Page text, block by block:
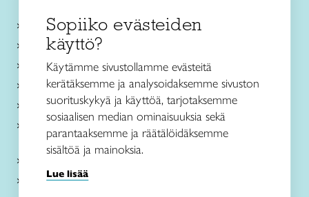
Käsityökurssit ja koulutus
Ajankohtaista
Käsityöohjeet
Me olemme Taito
Paikallinen toiminta
Verkkokaupat
Kirjaudu Arviin
Kirjaudu Taitocampukseen
Sopiiko evästeiden
käyttö?
Käytämme sivustollamme evästeitä
kerätäksemme ja analysoidaksemme sivuston
suorituskykyä ja käyttöä, tarjotaksemme
sosiaalisen median ominaisuuksia sekä
parantaaksemme ja räätälöidäksemme
sisältöä ja mainoksia.
Lue lisää